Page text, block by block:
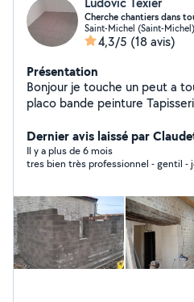
Cherche chantiers dans
Saint-Michel (Saint-Michel)
4,3/5 (18 avis)
Présentation
Bonjour je touche un peut a
placo bande peinture
Dernier avis laissé par
Il y a plus de 6 mois
tres bien très professionnel -